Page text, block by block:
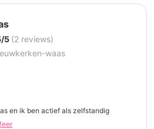
5 (2 reviews)
waas
en ik ben actief als zelfstandig